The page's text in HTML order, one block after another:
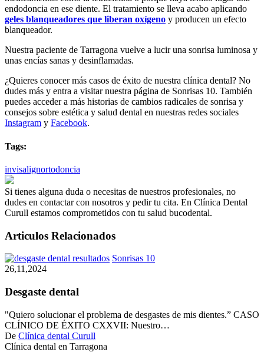
endodoncia en ese diente. El tratamiento se lleva acabo aplicando
geles blanqueadores que liberan oxígeno y producen un efecto
blanqueador.
Nuestra paciente de Tarragona vuelve a lucir una sonrisa luminosa y
unas encías sanas y desinflamadas.
¿Quieres conocer más casos de éxito de nuestra clínica dental? No
dudes más y entra a visitar nuestra página de Sonrisas 10. También
puedes acceder a más historias de cambios radicales de sonrisa y
consejos sobre estética y salud dental en nuestras redes sociales
Instagram y Facebook.
Tags:
invisalignortodoncia
Si tienes alguna duda o necesitas de nuestros profesionales, no
dudes en contactar con nosotros y pedir tu cita. En Clínica Dental
Curull estamos comprometidos con tu salud bucodental.
Articulos Relacionados
Sonrisas 10Desgaste
26,11,2024
Desgaste dental
"Quiero solucionar el problema de desgastes de mis dientes.” CASO
CLÍNICO DE ÉXITO CXXVII: Nuestro…
De Clínica dental Curull
Clínica dental en Tarragona